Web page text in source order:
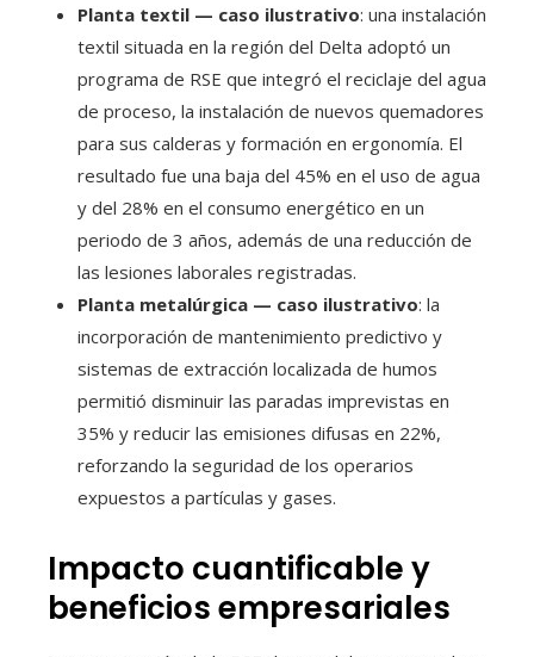
Planta textil — caso ilustrativo: una instalación
textil situada en la región del Delta adoptó un
programa de RSE que integró el reciclaje del agua
de proceso, la instalación de nuevos quemadores
para sus calderas y formación en ergonomía. El
resultado fue una baja del 45% en el uso de agua
y del 28% en el consumo energético en un
periodo de 3 años, además de una reducción de
las lesiones laborales registradas.
Planta metalúrgica — caso ilustrativo: la
incorporación de mantenimiento predictivo y
sistemas de extracción localizada de humos
permitió disminuir las paradas imprevistas en
35% y reducir las emisiones difusas en 22%,
reforzando la seguridad de los operarios
expuestos a partículas y gases.
Impacto cuantificable y
beneficios empresariales